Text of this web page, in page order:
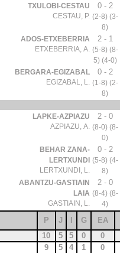
TXULOBI-CESTAU
CESTAU, P.
0 - 2
(2-8) (3-
8)
ADOS-ETXEBERRIA
ETXEBERRIA, A.
2 - 1
(5-8) (8-
5) (4-0)
BERGARA-EGIZABAL
EGIZABAL, L.
0 - 2
(1-8) (2-
8)
LAPKE-AZPIAZU
AZPIAZU, A.
2 - 0
(8-0) (8-
0)
BEHAR ZANA-
LERTXUNDI
LERTXUNDI, L.
0 - 2
(5-8) (4-
8)
ABANTZU-GASTIAIN
LAIA
GASTIAIN, L.
2 - 0
(8-4) (8-
4)
P J G EA
10 5 5 0 0
9 5 4 1 0